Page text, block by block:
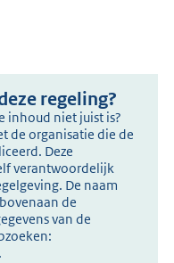
regeling?
inhoud niet juist is?
de organisatie die de
Deze
verantwoordelijk
De naam
de
van de
.